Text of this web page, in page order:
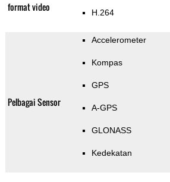
format video H.264
Pelbagai Sensor
Accelerometer
Kompas
GPS
A-GPS
GLONASS
Kedekatan